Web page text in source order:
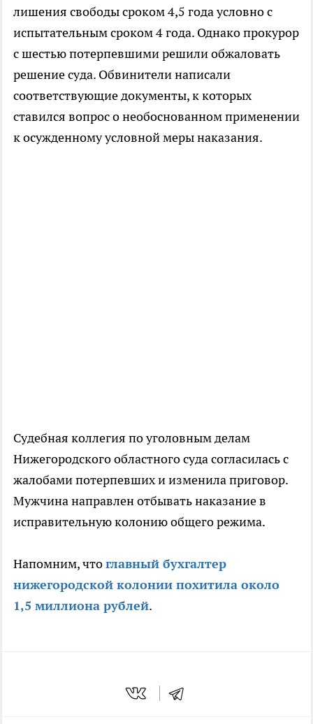
лишения свободы сроком 4,5 года условно с
испытательным сроком 4 года. Однако прокурор
с шестью потерпевшими решили обжаловать
решение суда. Обвинители написали
соответствующие документы, к которых
ставился вопрос о необоснованном применении
к осужденному условной меры наказания.
Судебная коллегия по уголовным делам
Нижегородского областного суда согласилась с
жалобами потерпевших и изменила приговор.
Мужчина направлен отбывать наказание в
исправительную колонию общего режима.
Напомним, чтоглавный бухгалтер
нижегородской колонии похитила около
1,5 миллиона рублей.